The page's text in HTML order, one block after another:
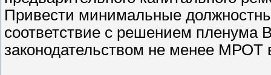
Привести минимальные
соответствие с решением пленума
законодательством не менее МРОТ